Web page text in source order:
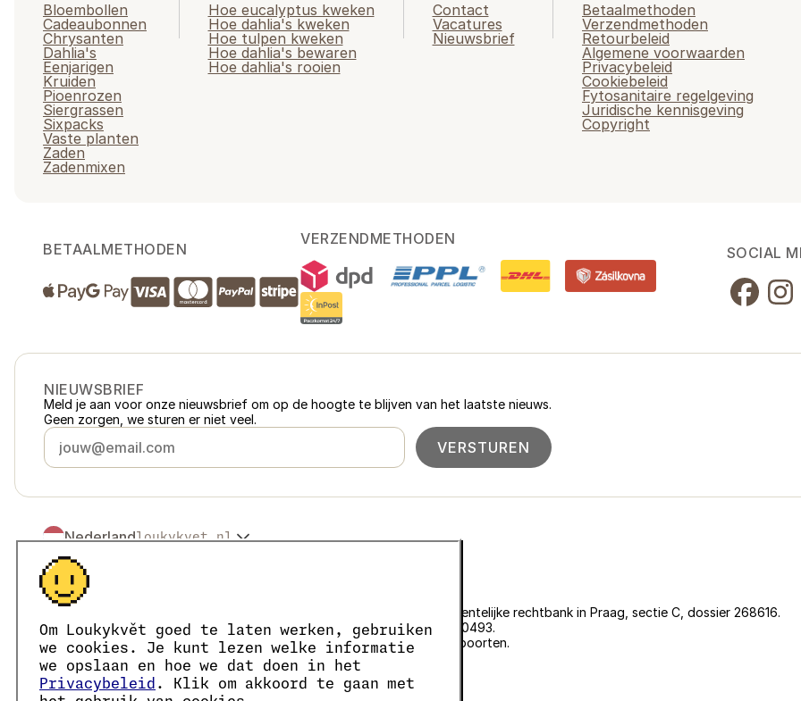
Om Loukykvět goed te laten werken, gebruiken
we cookies. Je kunt lezen welke informatie
we opslaan en hoe we dat doen in het
Privacybeleid . Klik om akkoord te gaan met
Bloembollen
Cadeaubonnen
Chrysanten
Dahlia's
Eenjarigen
Kruiden
Pioenrozen
Siergrassen
Sixpacks
Vaste planten
Zaden
Zadenmixen
Hoe eucalyptus kweken
Hoe dahlia's kweken
Hoe tulpen kweken
Hoe dahlia's bewaren
Hoe dahlia's rooien
Contact
Vacatures
Nieuwsbrief
Betaalmethoden
Verzendmethoden
Retourbeleid
Algemene voorwaarden
Privacybeleid
Cookiebeleid
Fytosanitaire regelgeving
Juridische kennisgeving
Copyright
BETAALMETHODEN
VERZENDMETHODEN
SOCIAL
NIEUWSBRIEF
Meld je aan voor onze nieuwsbrief om op de hoogte te blijven van het laatste nieuws.
Geen zorgen, we sturen er niet veel.
VERSTUREN
Nederlandloukykvet.nl
Česko
Slovensko
Polskaloukykvet.pl
Österreichloukykvet.at
Deutschlandloukykvet.de
Franceloukykvet.fr
Belgiëloukykvet.be
© 2016 →
Loukykvět s.r.o. staat ingeschreven in het handelsregister van de gemeentelijke rechtbank in Praag, sectie C, dossier 268616.
We zijn aangesloten bij het EKO-KOM-systeem onder nummer EKF00180493.
Wij gebruiken registratienummer 0636 voor de afgifte van plantenpaspoorten.
Ons KvK-nummer is 05663687, btw-nummer is CZ05663687.
Het ID van de data box is eng827q.
Het EORI-nummer is CZ05663687.